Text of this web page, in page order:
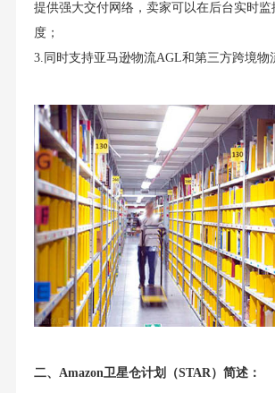
提供强大交付网络，卖家可以在后台实时
度；
3.同时支持亚马逊物流AGL和第三方跨境物
二、Amazon卫星仓计划（STAR）简述：